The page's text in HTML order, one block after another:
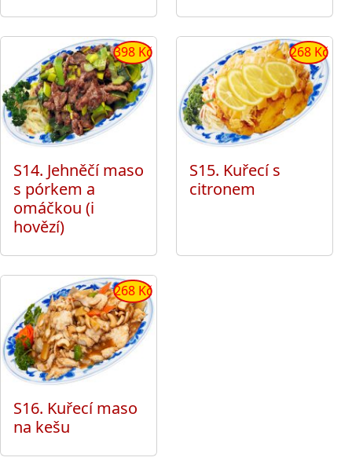
398 Kč
S14. Jehněčí maso
s pórkem a
omáčkou (i
hovězí)
268 Kč
S15. Kuřecí s
citronem
268 Kč
S16. Kuřecí maso
na kešu